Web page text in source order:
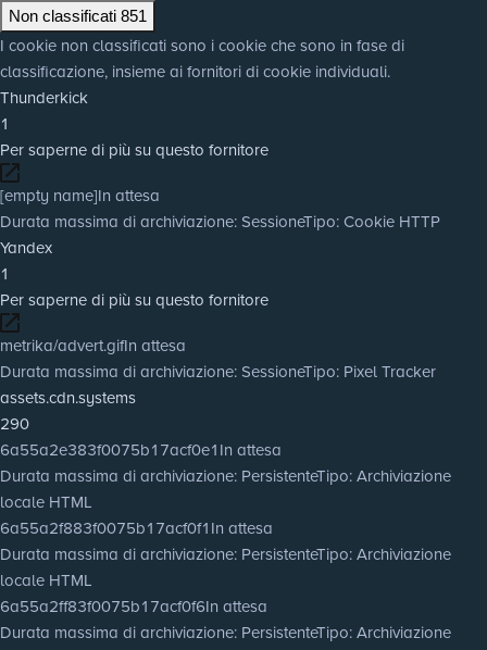
Non classificati 851
I cookie non classificati sono i cookie che sono in fase di
classificazione, insieme ai fornitori di cookie individuali.
Thunderkick
1
Per saperne di più su questo fornitore
[empty name]In attesa
Durata massima di archiviazione: SessioneTipo: Cookie HTTP
Yandex
1
Per saperne di più su questo fornitore
metrika/advert.gifIn attesa
Durata massima di archiviazione: SessioneTipo: Pixel Tracker
assets.cdn.systems
290
6a55a2e383f0075b17acf0e1In attesa
Durata massima di archiviazione: PersistenteTipo: Archiviazione
locale HTML
6a55a2f883f0075b17acf0f1In attesa
Durata massima di archiviazione: PersistenteTipo: Archiviazione
locale HTML
6a55a2ff83f0075b17acf0f6In attesa
Durata massima di archiviazione: PersistenteTipo: Archiviazione